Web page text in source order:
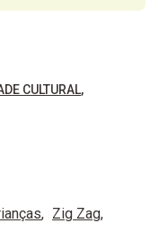
CULTURAL
Zig Zag